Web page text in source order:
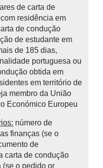
de carta de
residência em
de condução
de estudante em
de 185 dias,
portuguesa ou
obtida em
em território de
membro da União
Económico Europeu
número de
finanças (se o
de
carta de condução
(se o pedido or